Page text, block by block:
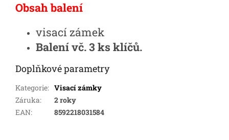
Obsah balení
visací zámek
Balení vč. 3 ks klíčů.
Doplňkové parametry
Kategorie: Visací zámky
Záruka:
2 roky
EAN: 8592218031584